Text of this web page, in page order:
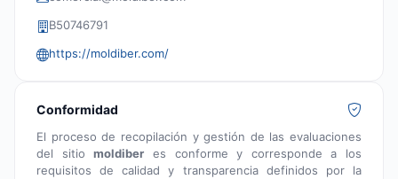
B50746791
https://moldiber.com/
Conformidad
El proceso de recopilación y gestión de las evaluaciones
del sitiomoldiber es conforme y corresponde a los
requisitos de calidad y transparencia definidos por la